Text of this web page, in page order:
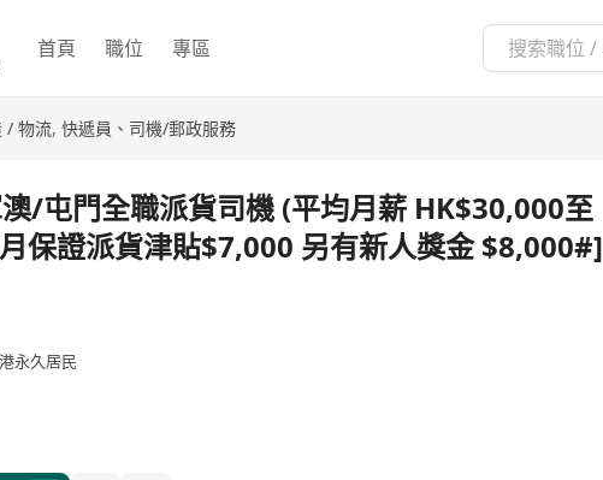
首頁 職位 專區
/ 物流, 快遞員、司機/郵政服務
/屯門全職派貨司機 (平均月薪 HK$30,000至
保證派貨津貼$7,000 另有新人獎金 $8,000#]
永久居民